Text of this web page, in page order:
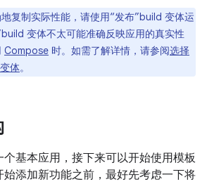
复制实际性能，请使用“发布”build 变体运
变体不太可能准确反映应用的真实性
Compose 时。如需了解详情，请参阅选择
体。
基本应用，接下来可以开始使用模板
始添加新功能之前，最好先考虑一下将